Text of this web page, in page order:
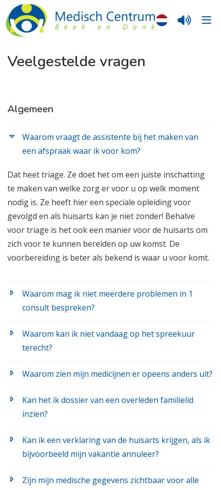
Veelgestelde vragen
Algemeen
Waarom vraagt de assistente bij het maken van
een afspraak waar ik voor kom?
Dat heet triage. Ze doet het om een juiste inschatting
te maken van welke zorg er voor u op welk moment
nodig is. Ze heeft hier een speciale opleiding voor
gevolgd en als huisarts kan je niet zonder! Behalve
voor triage is het ook een manier voor de huisarts om
zich voor te kunnen bereiden op uw komst. De
voorbereiding is beter als bekend is waar u voor komt.
Waarom mag ik niet meerdere problemen in 1
consult bespreken?
Waarom kan ik niet vandaag op het spreekuur
terecht?
Waarom zien mijn medicijnen er opeens anders uit?
Kan het ik dossier van een overleden familielid
inzien?
Kan ik een verklaring van de huisarts krijgen, als ik
bijvoorbeeld mijn vakantie annuleer?
Zijn mijn medische gegevens zichtbaar voor alle